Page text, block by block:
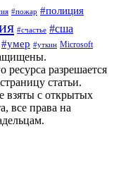
#пожар #полиция
#счастье #сша
#умер #уткин Microsoft
разрешается
статьи.
взяты с открытых
все права на